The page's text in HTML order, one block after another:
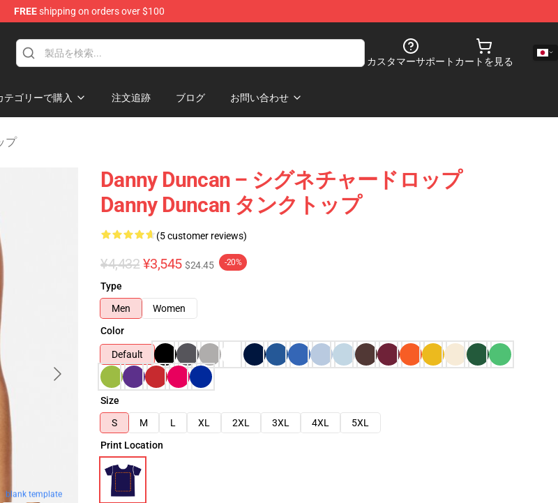
FREEshipping on orders over $100
カスタマーサポート カートを見る
テゴリーで購入 注文追跡 ブログ お問い合わせ
プ
blank template
Danny Duncan – シグネチャードロップ
Danny Duncan タンクトップ
(5 customer reviews)
¥4,432 ¥3,545 $24.45 -20%
Type
Men
Women
Color
Default
Size
S
M L XL 2XL 3XL 4XL
5XL
Print Location